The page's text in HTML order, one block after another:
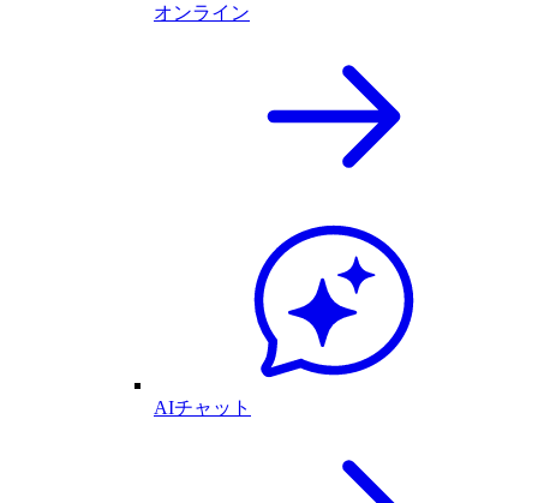
オンライン
AIチャット